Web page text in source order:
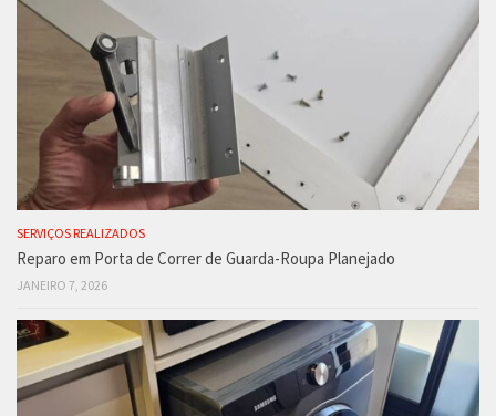
SERVIÇOS REALIZADOS
Reparo em Porta de Correr de Guarda-Roupa Planejado
JANEIRO 7, 2026